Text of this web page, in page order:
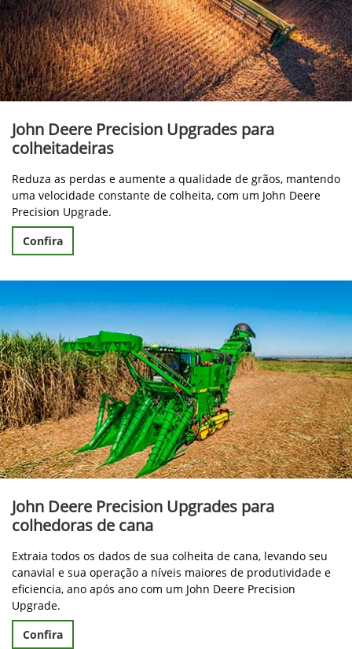
John Deere Precision Upgrades para
colheitadeiras
Reduza as perdas e aumente a qualidade de grãos, mantendo
uma velocidade constante de colheita, com um John Deere
Precision Upgrade.
Confira
John Deere Precision Upgrades para
colhedoras de cana
Extraia todos os dados de sua colheita de cana, levando seu
canavial e sua operação a níveis maiores de produtividade e
eficiencia, ano após ano com um John Deere Precision
Upgrade.
Confira